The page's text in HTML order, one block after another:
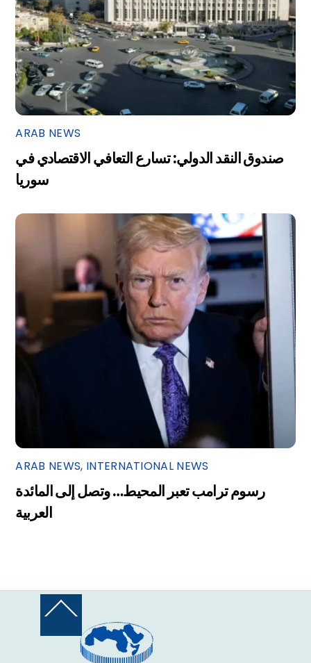
ARAB NEWS
صندوق النقد الدولي: تسارع التعافي الاقتصادي في
سوريا
ARAB NEWS, INTERNATIONAL NEWS
رسوم ترامب تعبر المحيط… وتصل إلى المائدة
العربية
Back
Top